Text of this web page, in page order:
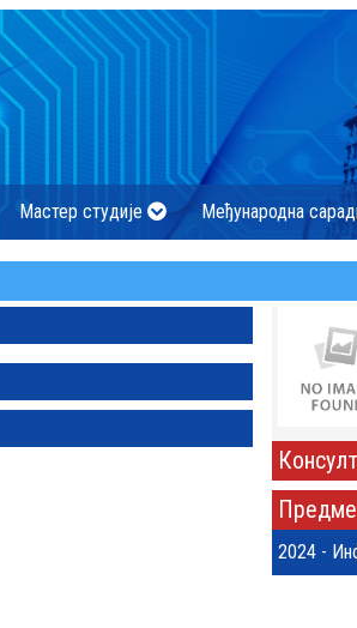
Мастер студије Међународна
2024 -